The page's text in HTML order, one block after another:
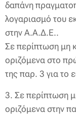
δαπάνη
λογαριασμό του
στην Α.Α.Δ.Ε..
Σε περίπτωση μη
οριζόμενα στο
της παρ. 3 για το
3. Σε περίπτωση
οριζόμενα στην